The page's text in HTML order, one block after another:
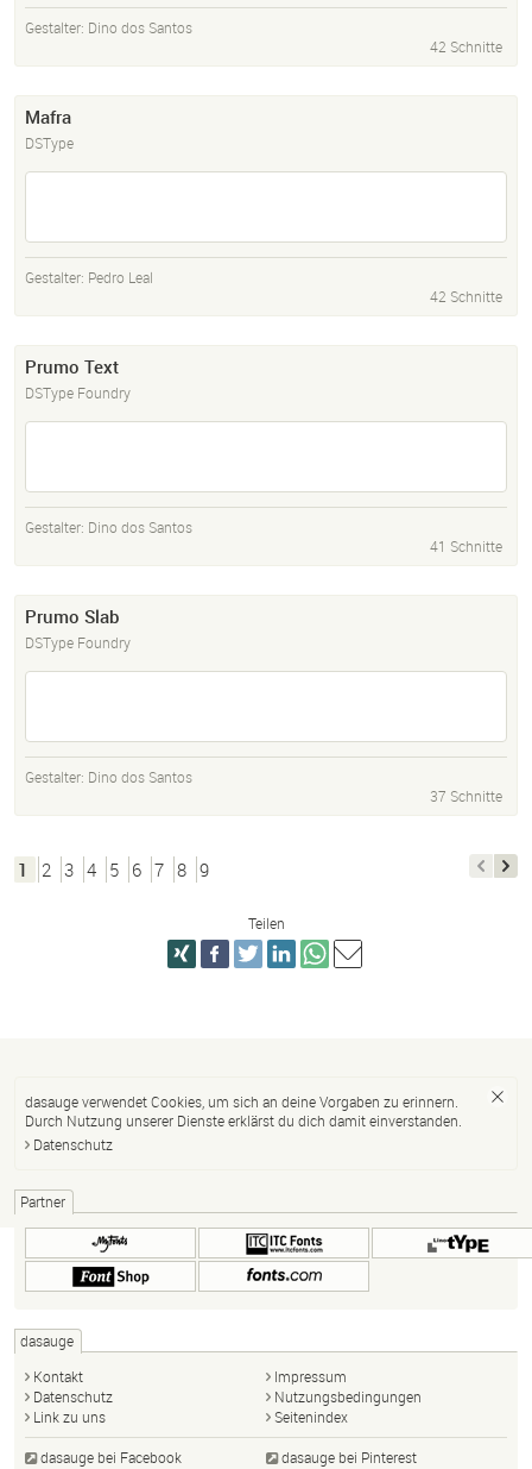
Gestalter: Dino dos Santos
42 Schnitte
Mafra
DSType
Gestalter: Pedro Leal
42 Schnitte
Prumo Text
DSType Foundry
Gestalter: Dino dos Santos
41 Schnitte
Prumo Slab
DSType Foundry
Gestalter: Dino dos Santos
37 Schnitte
1 2 3 4 5 6 7 8 9
Teilen
dasauge verwendet Cookies, um sich an deine Vorgaben zu erinnern.
Durch Nutzung unserer Dienste erklärst du dich damit einverstanden.
Datenschutz
Partner
dasauge
Kontakt
Impressum
Datenschutz
Nutzungsbedingungen
Link zu uns
Seitenindex
dasauge bei Facebook dasauge bei Pinterest